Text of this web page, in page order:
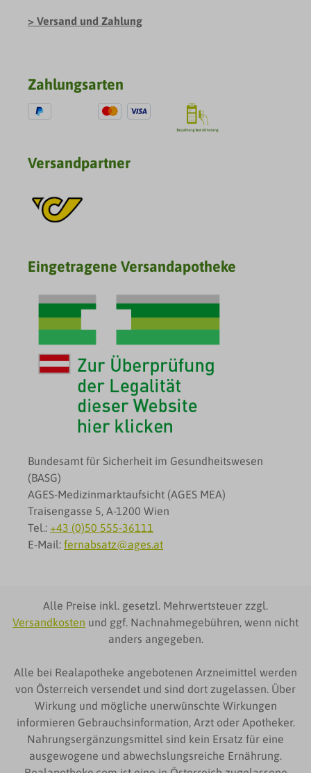
Versand und Zahlung
Zahlungsarten
Versandpartner
Eingetragene Versandapotheke
Bundesamt für Sicherheit im Gesundheitswesen
(BASG)
AGES-Medizinmarktaufsicht (AGES MEA)
Traisengasse 5, A-1200 Wien
Tel.: +43 (0)50 555-36111
E-Mail: fernabsatz@ages.at
Alle Preise inkl. gesetzl. Mehrwertsteuer zzgl.
Versandkosten und ggf. Nachnahmegebühren, wenn nicht
anders angegeben.
Alle bei Realapotheke angebotenen Arzneimittel werden
von Österreich versendet und sind dort zugelassen. Über
Wirkung und mögliche unerwünschte Wirkungen
informieren Gebrauchsinformation, Arzt oder Apotheker.
Nahrungsergänzungsmittel sind kein Ersatz für eine
ausgewogene und abwechslungsreiche Ernährung.